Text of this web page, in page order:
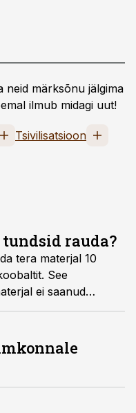
neid märksõnu jälgima
ilmub midagi uut!
Tsivilisatsioon
rauda?
tera materjal 10
See
ei saanud